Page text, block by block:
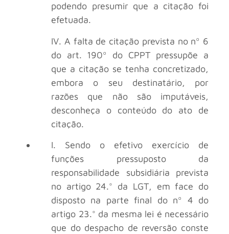
podendo presumir que a citação foi
efetuada.
IV. A falta de citação prevista no nº 6
do art. 190º do CPPT pressupõe a
que a citação se tenha concretizado,
embora o seu destinatário, por
razões que não são imputáveis,
desconheça o conteúdo do ato de
citação.
I. Sendo o efetivo exercício de
funções pressuposto da
responsabilidade subsidiária prevista
no artigo 24.° da LGT, em face do
disposto na parte final do nº 4 do
artigo 23.° da mesma lei é necessário
que do despacho de reversão conste